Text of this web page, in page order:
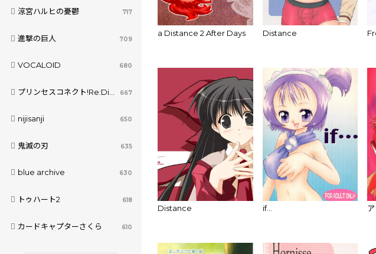
涼宮ハルヒの憂鬱 717
進撃の巨人 709
VOCALOID 680
プリンセスコネクト!Re:Dive 667
nijisanji 650
鬼滅の刃 635
blue archive 630
トゥハート2 618
カードキャプターさくら 610
a Distance 2 After Days Distance
Distance if…